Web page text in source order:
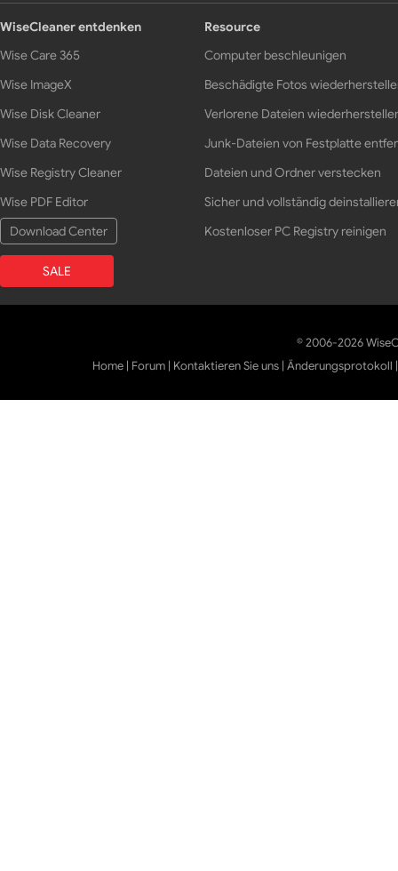
WiseCleaner entdenken
Wise Care 365
Wise ImageX
Wise Disk Cleaner
Wise Data Recovery
Wise Registry Cleaner
Wise PDF Editor
Download Center
SALE
Resource
Computer beschleunigen
Beschädigte Fotos
Verlorene Dateien
Junk-Dateien von Festplatte
Dateien und Ordner verstecken
Sicher und vollständig
Kostenloser PC Registry reinigen
© 2006-2026
Home | Forum | Kontaktieren Sie uns |Änderungsprotokoll